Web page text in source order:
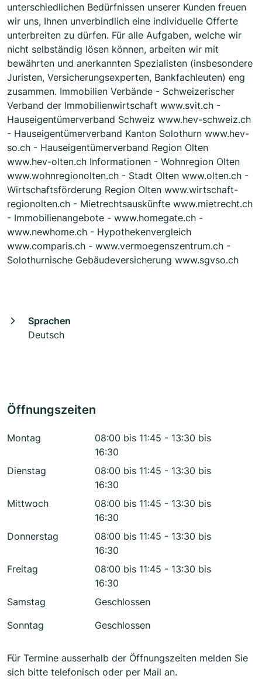
unterschiedlichen Bedürfnissen unserer Kunden freuen
wir uns, Ihnen unverbindlich eine individuelle Offerte
unterbreiten zu dürfen. Für alle Aufgaben, welche wir
nicht selbständig lösen können, arbeiten wir mit
bewährten und anerkannten Spezialisten (insbesondere
Juristen, Versicherungsexperten, Bankfachleuten) eng
zusammen. Immobilien Verbände - Schweizerischer
Verband der Immobilienwirtschaft www.svit.ch -
Hauseigentümerverband Schweiz www.hev-schweiz.ch
- Hauseigentümerverband Kanton Solothurn www.hev-
so.ch - Hauseigentümerverband Region Olten
www.hev-olten.ch Informationen - Wohnregion Olten
www.wohnregionolten.ch - Stadt Olten www.olten.ch -
Wirtschaftsförderung Region Olten www.wirtschaft-
regionolten.ch - Mietrechtsauskünfte www.mietrecht.ch
- Immobilienangebote - www.homegate.ch -
www.newhome.ch - Hypothekenvergleich
www.comparis.ch - www.vermoegenszentrum.ch -
Solothurnische Gebäudeversicherung www.sgvso.ch
Sprachen
Deutsch
Öffnungszeiten
Montag
08:00 bis 11:45 - 13:30 bis
16:30
Dienstag
08:00 bis 11:45 - 13:30 bis
16:30
Mittwoch
08:00 bis 11:45 - 13:30 bis
16:30
Donnerstag
08:00 bis 11:45 - 13:30 bis
16:30
Freitag
08:00 bis 11:45 - 13:30 bis
16:30
Samstag
Geschlossen
Sonntag
Geschlossen
Für Termine ausserhalb der Öffnungszeiten melden Sie
sich bitte telefonisch oder per Mail an.